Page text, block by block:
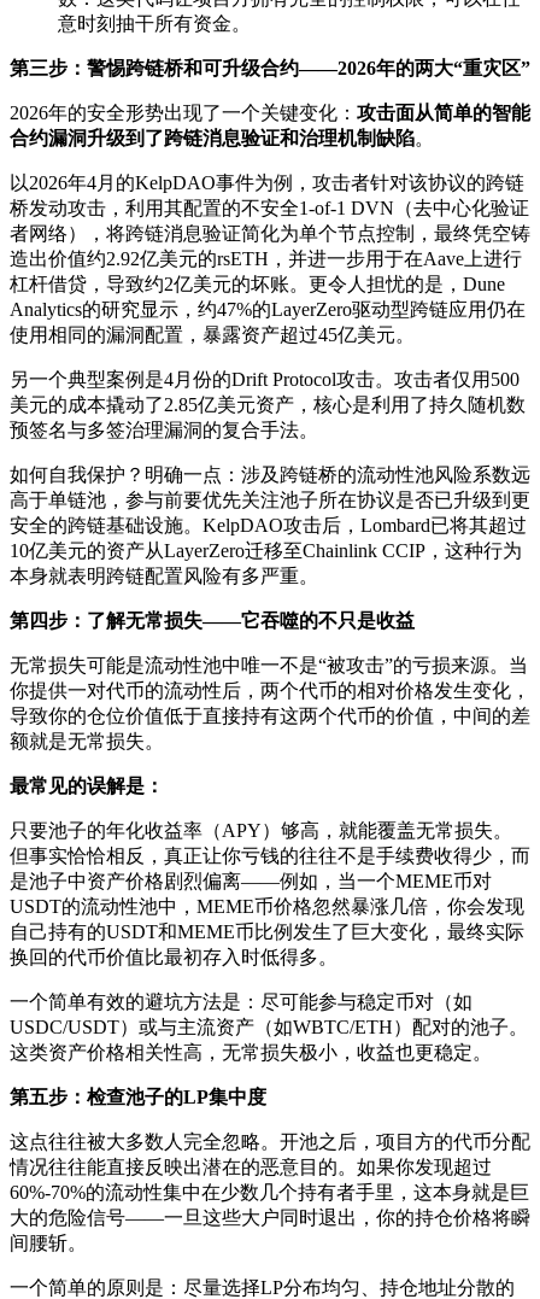
意时刻抽干所有资金。
第三步：警惕跨链桥和可升级合约——2026年的两大“重灾区”
2026年的安全形势出现了一个关键变化： 攻击面从简单的智能
合约漏洞升级到了跨链消息验证和治理机制缺陷。
以2026年4月的KelpDAO事件为例，攻击者针对该协议的跨链
桥发动攻击，利用其配置的不安全1-of-1 DVN（去中心化验证
者网络），将跨链消息验证简化为单个节点控制，最终凭空铸
造出价值约2.92亿美元的rsETH，并进一步用于在Aave上进行
杠杆借贷，导致约2亿美元的坏账。更令人担忧的是，Dune
Analytics的研究显示，约47%的LayerZero驱动型跨链应用仍在
使用相同的漏洞配置，暴露资产超过45亿美元。
另一个典型案例是4月份的Drift Protocol攻击。攻击者仅用500
美元的成本撬动了2.85亿美元资产，核心是利用了持久随机数
预签名与多签治理漏洞的复合手法。
如何自我保护？明确一点：涉及跨链桥的流动性池风险系数远
高于单链池，参与前要优先关注池子所在协议是否已升级到更
安全的跨链基础设施。KelpDAO攻击后，Lombard已将其超过
10亿美元的资产从LayerZero迁移至Chainlink CCIP，这种行为
本身就表明跨链配置风险有多严重。
第四步：了解无常损失——它吞噬的不只是收益
无常损失可能是流动性池中唯一不是“被攻击”的亏损来源。当
你提供一对代币的流动性后，两个代币的相对价格发生变化，
导致你的仓位价值低于直接持有这两个代币的价值，中间的差
额就是无常损失。
最常见的误解是：
只要池子的年化收益率（APY）够高，就能覆盖无常损失。
但事实恰恰相反，真正让你亏钱的往往不是手续费收得少，而
是池子中资产价格剧烈偏离——例如，当一个MEME币对
USDT的流动性池中，MEME币价格忽然暴涨几倍，你会发现
自己持有的USDT和MEME币比例发生了巨大变化，最终实际
换回的代币价值比最初存入时低得多。
一个简单有效的避坑方法是：尽可能参与稳定币对（如
USDC/USDT）或与主流资产（如WBTC/ETH）配对的池子。
这类资产价格相关性高，无常损失极小，收益也更稳定。
第五步：检查池子的LP集中度
这点往往被大多数人完全忽略。开池之后，项目方的代币分配
情况往往能直接反映出潜在的恶意目的。如果你发现超过
60%-70%的流动性集中在少数几个持有者手里，这本身就是巨
大的危险信号——一旦这些大户同时退出，你的持仓价格将瞬
间腰斩。
一个简单的原则是：尽量选择LP分布均匀、持仓地址分散的